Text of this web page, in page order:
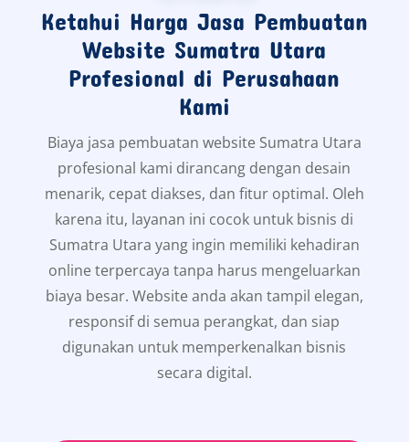
Ketahui Harga Jasa Pembuatan
Website Sumatra Utara
Profesional di Perusahaan
Kami
Biaya jasa pembuatan website Sumatra Utara
profesional kami dirancang dengan desain
menarik, cepat diakses, dan fitur optimal. Oleh
karena itu, layanan ini cocok untuk bisnis di
Sumatra Utara yang ingin memiliki kehadiran
online terpercaya tanpa harus mengeluarkan
biaya besar. Website anda akan tampil elegan,
responsif di semua perangkat, dan siap
digunakan untuk memperkenalkan bisnis
secara digital.